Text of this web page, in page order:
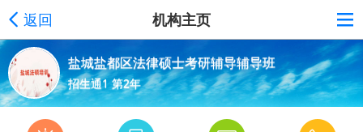
返回 机构主页
盐城盐都区法律硕士考研辅导辅导班
招生通1 第2年